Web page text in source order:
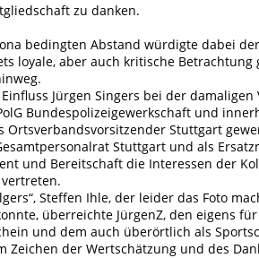
zu danken.
bedingten Abstand würdigte dabei
loyale, aber auch kritische
Jürgen Singers bei der
Bundespolizeigewerkschaft und
Ortsverbandsvorsitzender Stuttgart
Stuttgart und als
und Bereitschaft die Interessen der
Steffen Ihle, der leider das Foto
überreichte JürgenZ, den eigens
und dem auch überörtlich als
Zeichen der Wertschätzung und des